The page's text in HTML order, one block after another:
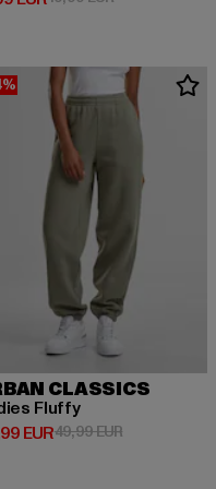
CLASSICS
Fluffy
EURPreis: 32,99 EUR
49,99 EURAktionspreis: